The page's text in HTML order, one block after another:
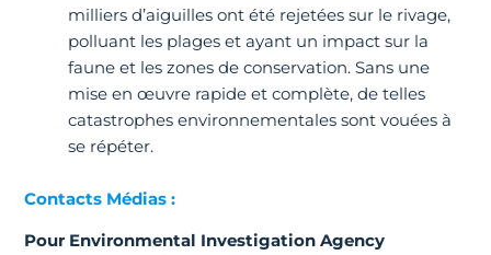
milliers d’aiguilles ont été rejetées sur le rivage,
polluant les plages et ayant un impact sur la
faune et les zones de conservation. Sans une
mise en œuvre rapide et complète, de telles
catastrophes environnementales sont vouées à
se répéter.
Contacts Médias :
Pour Environmental Investigation Agency